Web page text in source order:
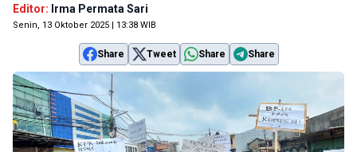
Editor: Irma Permata Sari
Senin, 13 Oktober 2025 | 13:38 WIB
Share Tweet Share Share